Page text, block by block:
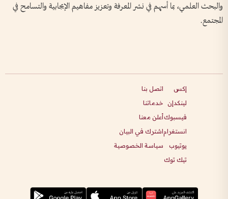
والبحث العلمي، بما أسهم في نشر المعرفة وتعزيز مفاهيم الإيجابية والتسامح في
المجتمع.
إكس
لينكدإن
فيسبوك
انستغرام
يوتيوب
تيك توك
اتصل بنا
خدماتنا
أعلن معنا
اشترك في البيان
سياسة الخصوصية